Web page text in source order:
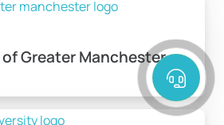
Greater Manchester